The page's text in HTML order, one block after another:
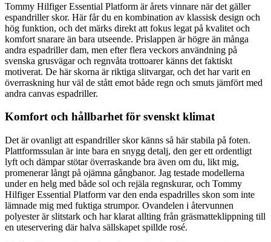
Tommy Hilfiger Essential Platform är årets vinnare när det gäller
espandriller skor. Här får du en kombination av klassisk design och
hög funktion, och det märks direkt att fokus legat på kvalitet och
komfort snarare än bara utseende. Prislappen är högre än många
andra espadriller dam, men efter flera veckors användning på
svenska grusvägar och regnvåta trottoarer känns det faktiskt
motiverat. De här skorna är riktiga slitvargar, och det har varit en
överraskning hur väl de stått emot både regn och smuts jämfört med
andra canvas espadriller.
Komfort och hållbarhet för svenskt klimat
Det är ovanligt att espandriller skor känns så här stabila på foten.
Plattformssulan är inte bara en snygg detalj, den ger ett ordentligt
lyft och dämpar stötar överraskande bra även om du, likt mig,
promenerar långt på ojämna gångbanor. Jag testade modellerna
under en helg med både sol och rejäla regnskurar, och Tommy
Hilfiger Essential Platform var den enda espadrilles skon som inte
lämnade mig med fuktiga strumpor. Ovandelen i återvunnen
polyester är slitstark och har klarat allting från gräsmatteklippning till
en uteservering där halva sällskapet spillde rosé.